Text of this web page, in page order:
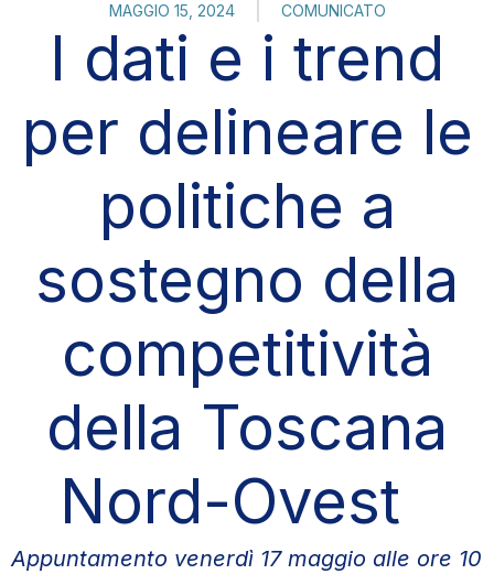
MAGGIO 15, 2024 COMUNICATO
I dati e i trend
per delineare le
politiche a
sostegno della
competitività
della Toscana
Nord-Ovest
Appuntamento venerdì 17 maggio alle ore 10